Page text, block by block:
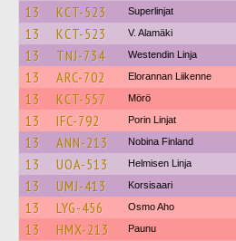
13 KCT-523 Superlinjat
13 KCT-523 V. Alamäki
13 TNJ-734 Westendin Linja
13 ARC-702 Elorannan Liikenne
13 KCT-557 Mörö
13 IFC-792 Porin Linjat
13 ANN-213 Nobina Finland
13 UOA-513 Helmisen Linja
13 UMJ-413 Korsisaari
13 LYG-456 Osmo Aho
13 HMX-213 Paunu